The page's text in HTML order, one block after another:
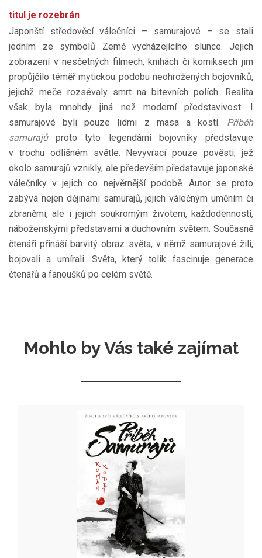
titul je rozebrán
Japonští středověcí válečníci – samurajové – se stali
jedním ze symbolů Země vycházejícího slunce. Jejich
zobrazení v nesčetných filmech, knihách či komiksech jim
propůjčilo téměř mytickou podobu neohrožených bojovníků,
jejichž meče rozsévaly smrt na bitevních polích. Realita
však byla mnohdy jiná než moderní představivost. I
samurajové byli pouze lidmi z masa a kostí. Příběh
samurajůproto tyto legendární bojovníky představuje
v trochu odlišném světle. Nevyvrací pouze pověsti, jež
okolo samurajů vznikly, ale především představuje japonské
válečníky v jejich co nejvěrnější podobě. Autor se proto
zabývá nejen dějinami samurajů, jejich válečným uměním či
zbraněmi, ale i jejich soukromým životem, každodenností,
náboženskými představami a duchovním světem. Současně
čtenáři přináší barvitý obraz světa, v němž samurajové žili,
bojovali a umírali. Světa, který tolik fascinuje generace
čtenářů a fanoušků po celém světě.
Mohlo by Vás také zajímat